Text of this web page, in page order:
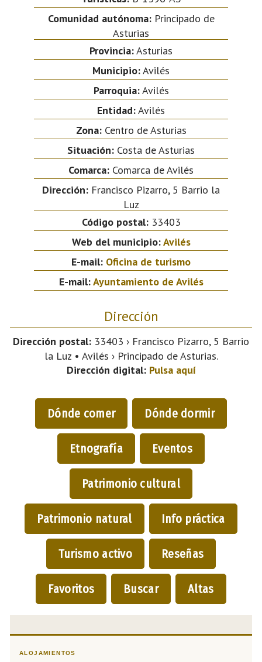
Comunidad autónoma:Principado de
Asturias
Provincia:Asturias
Municipio:Avilés
Parroquia:Avilés
Entidad:Avilés
Zona:Centro de Asturias
Situación: Costa de Asturias
Comarca: Comarca de Avilés
Dirección: Francisco Pizarro, 5 Barrio la
Luz
Código postal:33403
Web del municipio:Avilés
E-mail: Oficina de turismo
E-mail:Ayuntamiento de Avilés
Dirección
Dirección postal: 33403 › Francisco Pizarro, 5 Barrio
la Luz • Avilés › Principado de Asturias.
Dirección digital: Pulsa aquí
Dónde comer Dónde dormir
Etnografía Eventos
Patrimonio cultural
Patrimonio natural Info práctica
Turismo activo Reseñas
Favoritos Buscar Altas